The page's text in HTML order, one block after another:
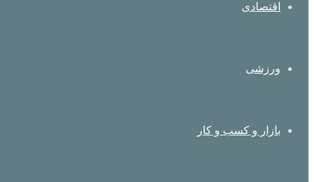
اقتصادی
ورزشی
بازار و کسب و کار